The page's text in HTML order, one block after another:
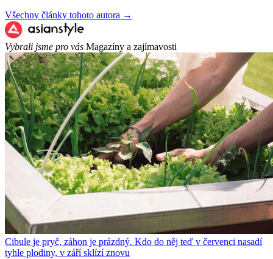
Všechny články tohoto autora →
Vybrali jsme pro vás Magazíny a zajímavosti
Cibule je pryč, záhon je prázdný. Kdo do něj teď v červenci nasadí
tyhle plodiny, v září sklízí znovu